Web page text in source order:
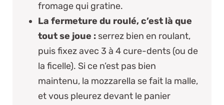
fromage qui gratine.
La fermeture du roulé, c’est là que
tout se joue : serrez bien en roulant,
puis fixez avec 3 à 4 cure-dents (ou de
la ficelle). Si ce n’est pas bien
maintenu, la mozzarella se fait la malle,
et vous pleurez devant le panier